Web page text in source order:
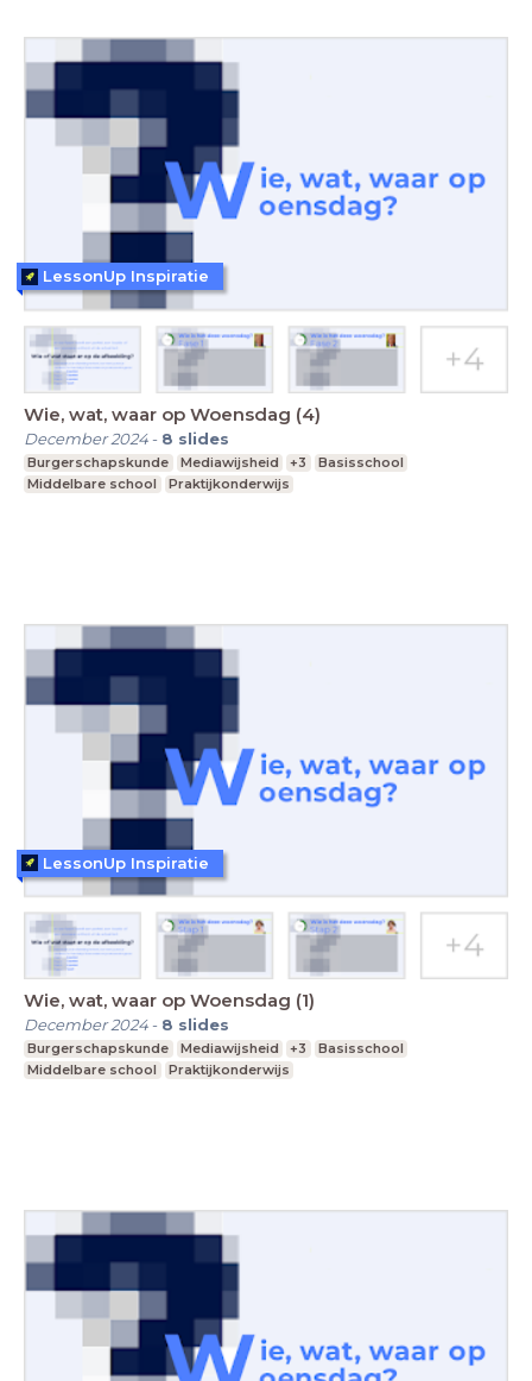
Wie, wat, waar op Woensdag (4)
December 2024- 8 slides
Burgerschapskunde Mediawijsheid +3
Basisschool
Middelbare school
Praktijkonderwijs
LessonUp Inspiratie
Wie, wat, waar op Woensdag (1)
December 2024- 8 slides
Burgerschapskunde Mediawijsheid +3
Basisschool
Middelbare school
Praktijkonderwijs
LessonUp Inspiratie